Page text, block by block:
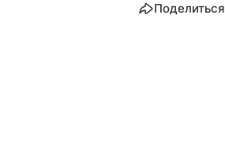
Поделиться